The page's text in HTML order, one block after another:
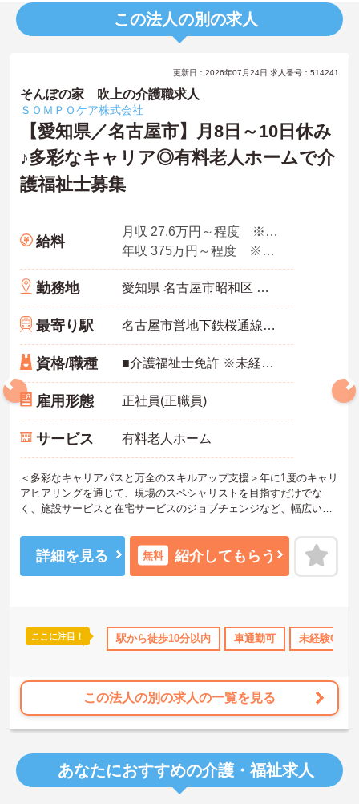
この法人の別の求人
育児補助 年間休日110日以上 ブランクOK 資格取得サポート
更新日：2026年07月24日 求人番号：514241
そんぽの家 吹上の介護職求人
ＳＯＭＰＯケア株式会社
【愛知県／名古屋市】月8日～10日休み
♪多彩なキャリア◎有料老人ホームで介
護福祉士募集
給料
月収 27.6万円～程度 ※諸手当込み
年収 375万円～程度 ※想定年収
勤務地 愛知県 名古屋市昭和区 阿由知通2-6
最寄り駅 名古屋市営地下鉄桜通線「吹上(愛知)駅」徒歩4分
資格/職種 ■介護福祉士免許 ※未経験・ブランク可
雇用形態 正社員(正職員)
サービス 有料老人ホーム
＜多彩なキャリアパスと万全のスキルアップ支援＞年に1度のキャリ
アヒアリングを通じて、現場のスペシャリストを目指すだけでな
く、施設サービスと在宅サービスのジョブチェンジなど、幅広い経
＜プライベートも充実させる嬉しい福利厚生＞仕事の疲れを癒やす
ための制度も充実しています。各地のレジャー施設や宿泊が最大8
0％オフになる優待制度や、勤続5年ごとの「特別連続有給休暇（5
＜＜ICT導入が進む効率的な現場で、身体的負担を減らしケアに専念
＞スマホ記録や睡眠測定センサー等の導入で月400時間の生産性向上
詳細を見る 無料 紹介してもらう
ここに注目！ 駅から徒歩10分以内 車通勤可 未経験OK
この法人の別の求人の一覧を見る
あなたにおすすめの介護・福祉求人